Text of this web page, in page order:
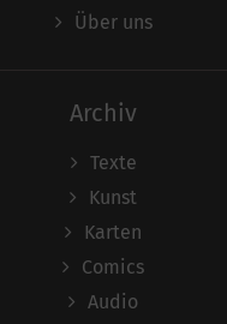
Über uns
Archiv
Texte
Kunst
Karten
Comics
Audio